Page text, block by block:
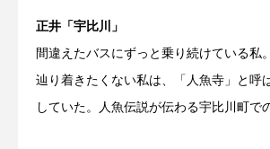
正井「宇比川」
間違えたバスにずっと乗り続けている私
辿り着きたくない私は、「人魚寺」と呼
していた。人魚伝説が伝わる宇比川町で